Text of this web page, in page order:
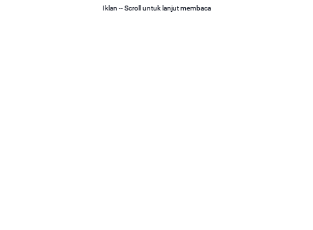
Iklan -- Scroll untuk lanjut membaca